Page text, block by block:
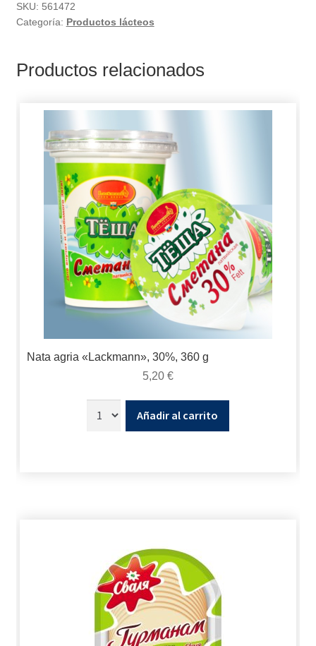
SKU: 561472
Categoría: Productos lácteos
Productos relacionados
Nata agria «Lackmann», 30%, 360 g
5,20 €
Añadir al carrito